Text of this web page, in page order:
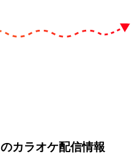
のカラオケ配信情報